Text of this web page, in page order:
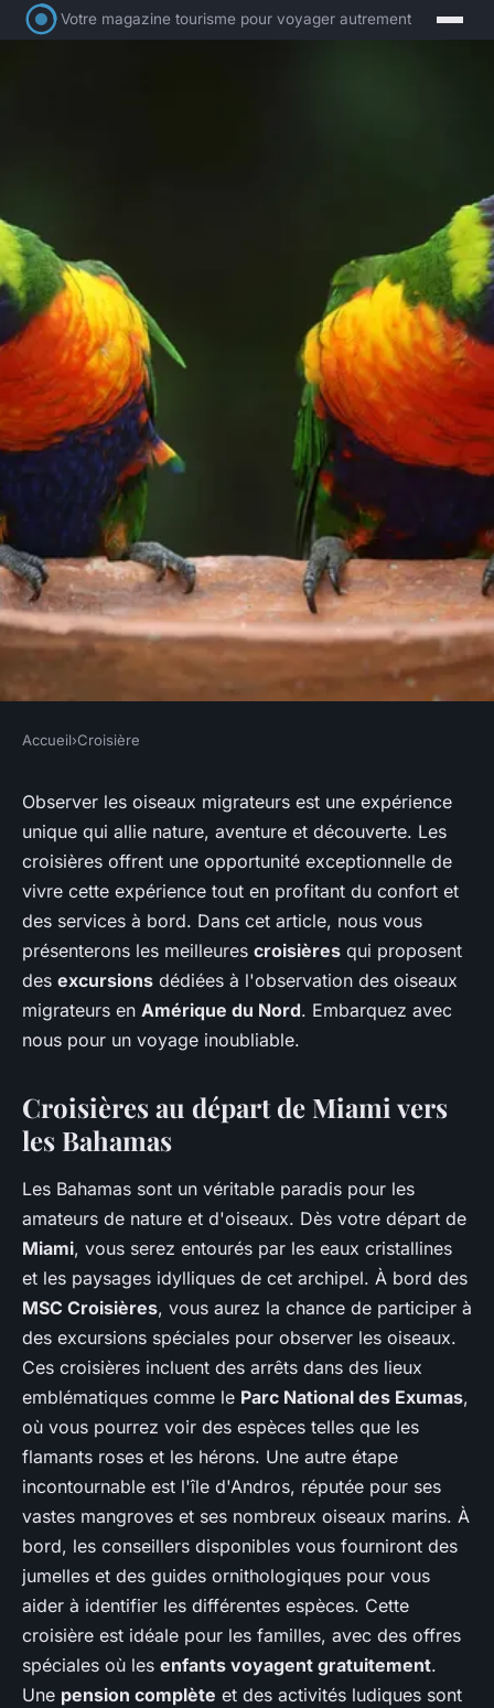
Votre magazine tourisme pour voyager autrement
Quelles croisières proposent
des excursions pour observer
les oiseaux migrateurs en
Amérique du Nord?
9 juin 2024 5 min de lecture
Accueil›Croisière
Observer les oiseaux migrateurs est une expérience
unique qui allie nature, aventure et découverte. Les
croisières offrent une opportunité exceptionnelle de
vivre cette expérience tout en profitant du confort et
des services à bord. Dans cet article, nous vous
présenterons les meilleures croisières qui proposent
des excursions dédiées à l'observation des oiseaux
migrateurs en Amérique du Nord. Embarquez avec
nous pour un voyage inoubliable.
Croisières au départ de Miami vers
les Bahamas
Les Bahamas sont un véritable paradis pour les
amateurs de nature et d'oiseaux. Dès votre départ de
Miami, vous serez entourés par les eaux cristallines
et les paysages idylliques de cet archipel. À bord des
MSC Croisières, vous aurez la chance de participer à
des excursions spéciales pour observer les oiseaux.
Ces croisières incluent des arrêts dans des lieux
emblématiques comme le Parc National des Exumas,
où vous pourrez voir des espèces telles que les
flamants roses et les hérons. Une autre étape
incontournable est l'île d'Andros, réputée pour ses
vastes mangroves et ses nombreux oiseaux marins. À
bord, les conseillers disponibles vous fourniront des
jumelles et des guides ornithologiques pour vous
aider à identifier les différentes espèces. Cette
croisière est idéale pour les familles, avec des offres
spéciales où les enfants voyagent gratuitement.
Une pension complète et des activités ludiques sont